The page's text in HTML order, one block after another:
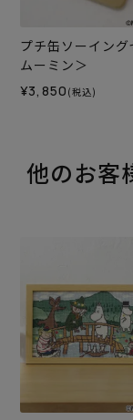
プチ缶ソーイング
ムーミン＞
¥3,850 (税込)
他のお客